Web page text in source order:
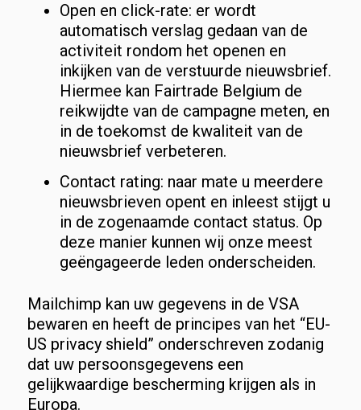
Open en click-rate: er wordt
automatisch verslag gedaan van de
activiteit rondom het openen en
inkijken van de verstuurde nieuwsbrief.
Hiermee kan Fairtrade Belgium de
reikwijdte van de campagne meten, en
in de toekomst de kwaliteit van de
nieuwsbrief verbeteren.
Contact rating: naar mate u meerdere
nieuwsbrieven opent en inleest stijgt u
in de zogenaamde contact status. Op
deze manier kunnen wij onze meest
geëngageerde leden onderscheiden.
Mailchimp kan uw gegevens in de VSA
bewaren en heeft de principes van het “EU-
US privacy shield” onderschreven zodanig
dat uw persoonsgegevens een
gelijkwaardige bescherming krijgen als in
Europa.